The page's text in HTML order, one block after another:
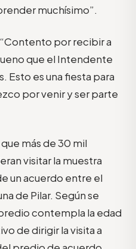
muchísimo”.
por recibir a
que el Intendente
Esto es una fiesta para
por venir y ser parte
más de 30 mil
visitar la muestra
un acuerdo entre el
de Pilar. Según se
contempla la edad
de dirigir la visita a